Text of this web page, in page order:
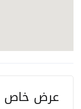
عرض خاص